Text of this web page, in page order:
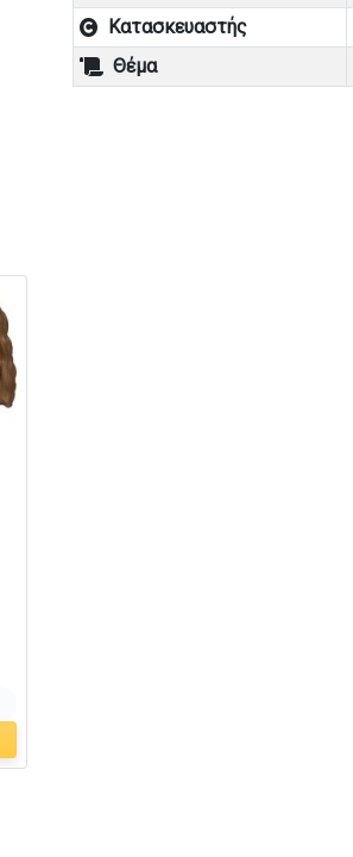
Κατασκευαστής
Θέμα